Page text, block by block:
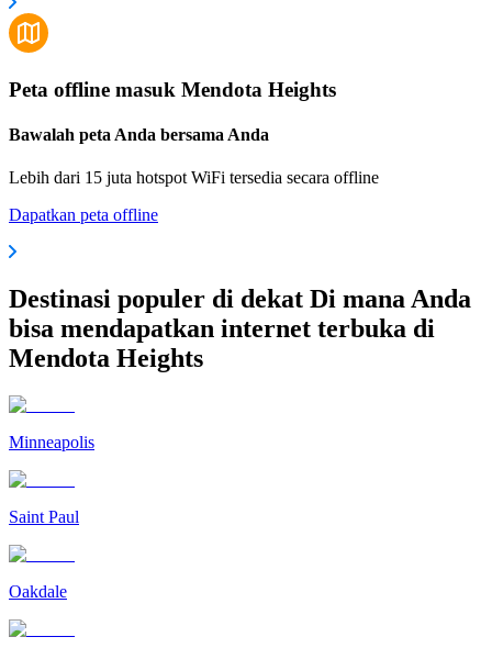
Peta offline masuk Mendota Heights
Bawalah peta Anda bersama Anda
Lebih dari 15 juta hotspot WiFi tersedia secara offline
Dapatkan peta offline
Destinasi populer di dekat Di mana Anda
bisa mendapatkan internet terbuka di
Mendota Heights
Minneapolis
Saint Paul
Oakdale